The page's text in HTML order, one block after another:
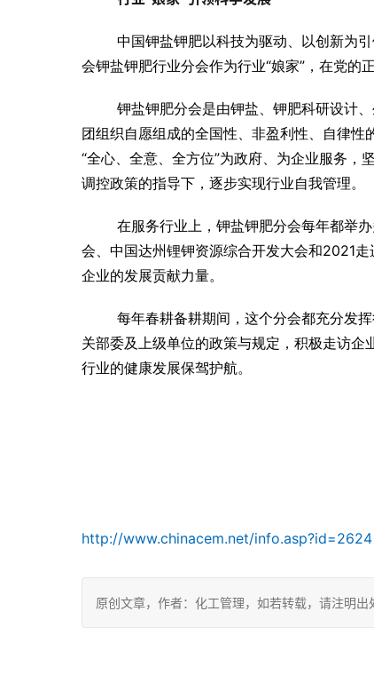
中国钾盐钾肥以科技为驱动、以创新为
会钾盐钾肥行业分会作为行业“娘家”，在党的
钾盐钾肥分会是由钾盐、钾肥科研设计
团组织自愿组成的全国性、非盈利性、自律
“全心、全意、全方位”为政府、为企业服务
调控政策的指导下，逐步实现行业自我管理。
在服务行业上，钾盐钾肥分会每年都举
会、中国达州锂钾资源综合开发大会和2021
企业的发展贡献力量。
每年春耕备耕期间，这个分会都充分发
关部委及上级单位的政策与规定，积极走访
行业的健康发展保驾护航。
http://www.chinacem.net/info.asp?id=2624
原创文章，作者：化工管理，如若转载，请注明